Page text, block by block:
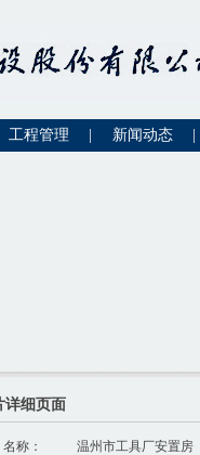
工程管理 新闻动态
详细页面
名称：
温州市工具厂安置房